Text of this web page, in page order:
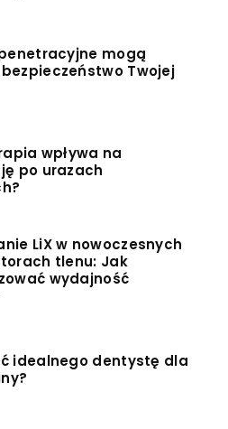
mogą
Twojej
wpływa na
po urazach
LiX w nowoczesnych
tlenu: Jak
wydajność
idealnego dentystę dla